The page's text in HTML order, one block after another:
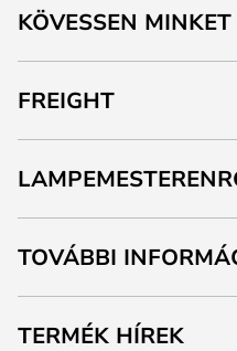
KÖVESSEN
FREIGHT
TOVÁBBI
TERMÉK HÍREK